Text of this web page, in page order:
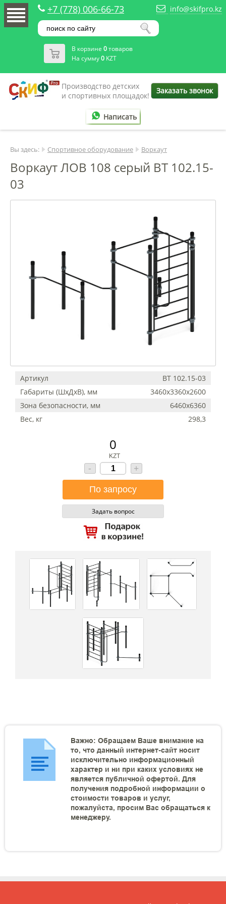
+7 (778) 006-66-73 info@skifpro.kz
В корзине 0товаров
На сумму0 KZT
Производство детских
и спортивных площадок!
Заказать звонок
Написать
Вы здесь: Спортивное оборудование Воркаут
Воркаут ЛОВ 108 серый ВТ 102.15-
03
Артикул
ВТ 102.15-03
Габариты (ШхДхВ), мм
3460х3360х2600
Зона безопасности, мм
6460х6360
Вес, кг
298,3
0
KZT
- +
Задать вопрос
Важно: Обращаем Ваше внимание на
то, что данный интернет-сайт носит
исключительно информационный
характер и ни при каких условиях не
является публичной офертой. Для
получения подробной информации о
стоимости товаров и услуг,
пожалуйста, просим Вас обращаться к
менеджеру.